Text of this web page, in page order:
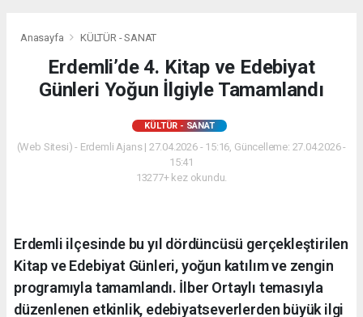
Anasayfa KÜLTÜR - SANAT
Erdemli’de 4. Kitap ve Edebiyat
Günleri Yoğun İlgiyle Tamamlandı
KÜLTÜR - SANAT
(Web Sitesi) - Erdemli Ajans | 27.04.2026 - 15:16, Güncelleme: 27.04.2026 -
15:41
13277+ kez okundu.
Erdemli ilçesinde bu yıl dördüncüsü gerçekleştirilen
Kitap ve Edebiyat Günleri, yoğun katılım ve zengin
programıyla tamamlandı. İlber Ortaylı temasıyla
düzenlenen etkinlik, edebiyatseverlerden büyük ilgi